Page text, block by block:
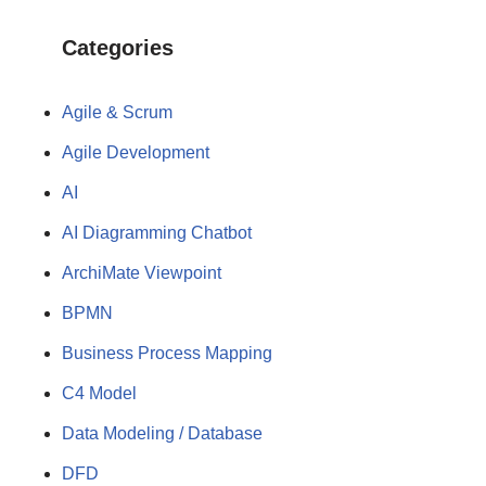
Categories
Agile & Scrum
Agile Development
AI
AI Diagramming Chatbot
ArchiMate Viewpoint
BPMN
Business Process Mapping
C4 Model
Data Modeling / Database
DFD